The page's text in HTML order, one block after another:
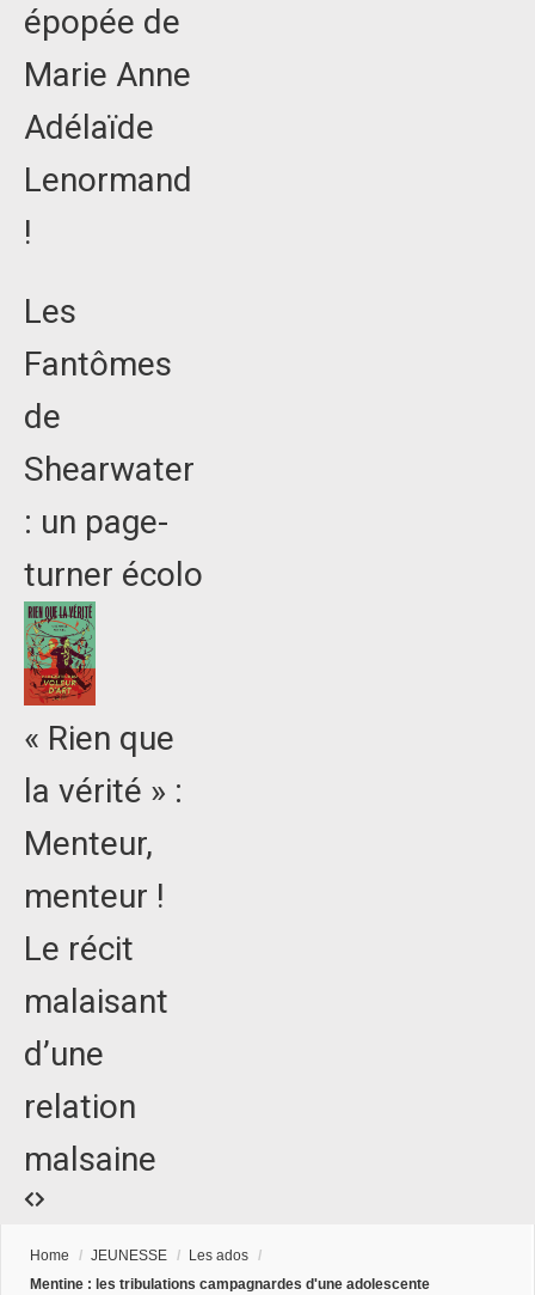
épopée de
Marie Anne
Adélaïde
Lenormand
!
Les
Fantômes
de
Shearwater
: un page-
turner écolo
« Rien que
la vérité » :
Menteur,
menteur !
Le récit
malaisant
d’une
relation
malsaine
Home / JEUNESSE / Les ados /
Mentine : les tribulations campagnardes d'une adolescente